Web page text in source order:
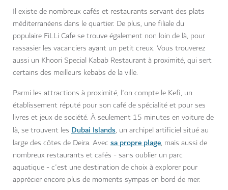
Il existe de nombreux cafés et restaurants servant des plats
méditerranéens dans le quartier. De plus, une filiale du
populaire FiLLi Cafe se trouve également non loin de là, pour
rassasier les vacanciers ayant un petit creux. Vous trouverez
aussi un Khoori Special Kabab Restaurant à proximité, qui sert
certains des meilleurs kebabs de la ville.
Parmi les attractions à proximité, l'on compte le Kefi, un
établissement réputé pour son café de spécialité et pour ses
livres et jeux de société. À seulement 15 minutes en voiture de
là, se trouvent les Dubai Islands, un archipel artificiel situé au
large des côtes de Deira. Avec sa propre plage, mais aussi de
nombreux restaurants et cafés - sans oublier un parc
aquatique - c'est une destination de choix à explorer pour
apprécier encore plus de moments sympas en bord de mer.